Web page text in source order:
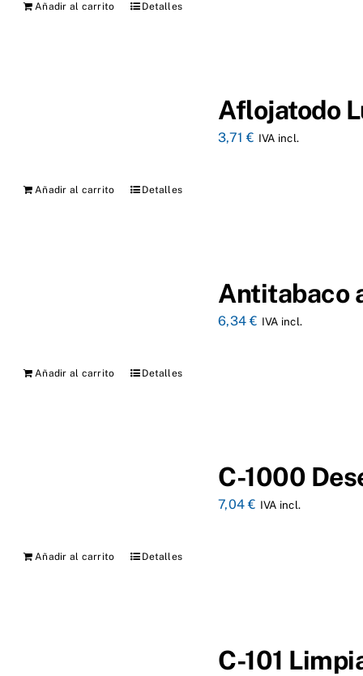
Añadir al carrito Detalles
Aflojatodo
3,71€ IVA incl.
Añadir al carrito Detalles
Antitabaco
6,34€ IVA incl.
Añadir al carrito Detalles
C-1000
7,04€ IVA incl.
Añadir al carrito Detalles
C-101